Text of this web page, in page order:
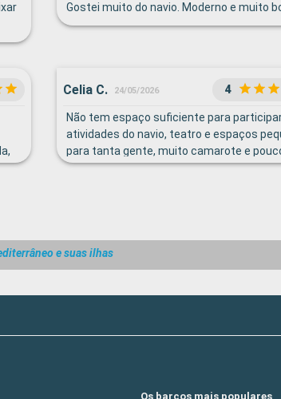
Gostei muito do navio. Moderno e muito
Celia C. 24/05/2026 4
Não tem espaço suficiente para
atividades do navio, teatro e espaços
para tanta gente, muito camarote e
espaço e poucos tripulantes para muita
e suas ilhas
Os barcos mais populares